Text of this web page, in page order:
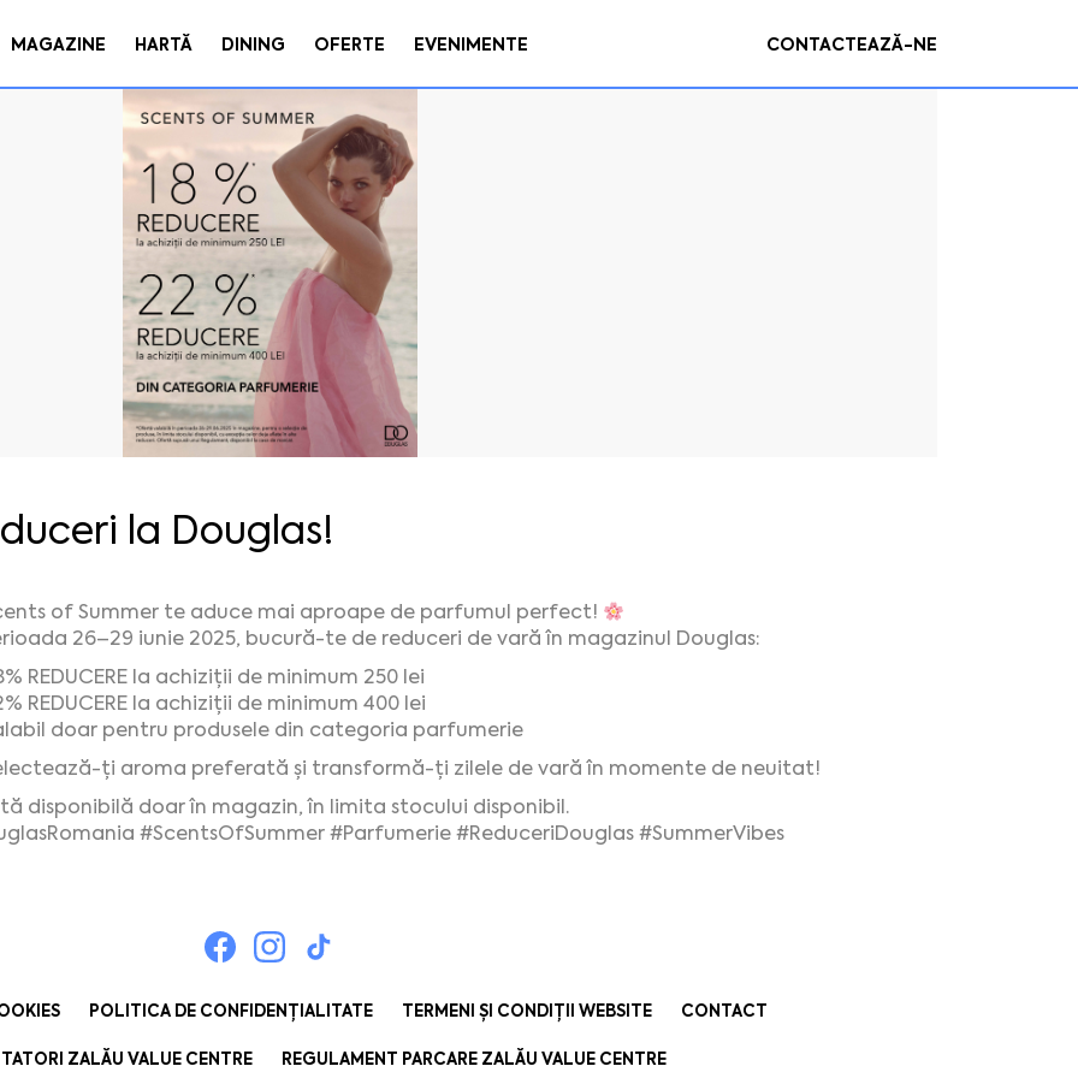
MAGAZINE HARTĂ DINING OFERTE EVENIMENTE CONTACTEAZĂ-NE
la Douglas!
of Summer te aduce mai aproape de parfumul perfect!
26–29 iunie 2025, bucură-te de reduceri de vară în magazinul Douglas:
REDUCERE la achiziții de minimum 250 lei
REDUCERE la achiziții de minimum 400 lei
doar pentru produsele din categoria parfumerie
ți aroma preferată și transformă-ți zilele de vară în momente de neuitat!
disponibilă doar în magazin, în limita stocului disponibil.
#ScentsOfSummer #Parfumerie #ReduceriDouglas #SummerVibes
POLITICA DE CONFIDENȚIALITATE TERMENI ȘI CONDIȚII WEBSITE CONTACT
ZALĂU VALUE CENTRE REGULAMENT PARCARE ZALĂU VALUE CENTRE